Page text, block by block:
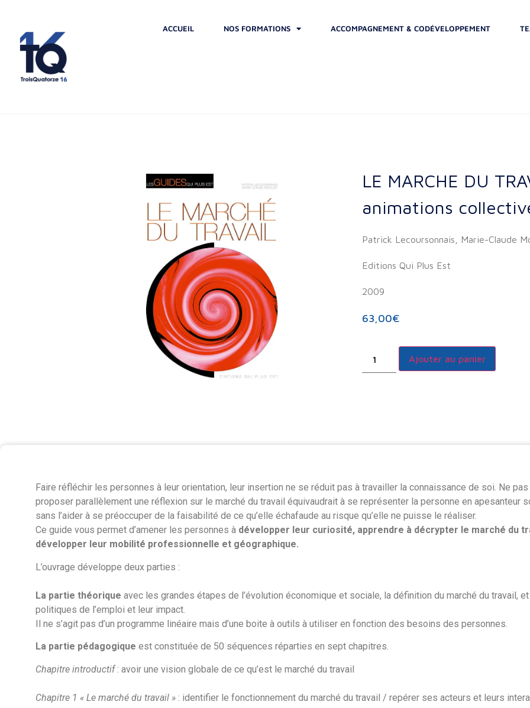
ACCUEIL NOS FORMATIONS ACCOMPAGNEMENT & CODÉVELOPPEMENT
LE MARCHE DU
animations
Patrick Lecoursonnais, Marie-Claude
Editions Qui Plus Est
2009
63,00€
Ajouter au panier
Faire réfléchir les personnes à leur orientation, leur insertion ne se réduit pas à travailler la connaissance de soi. Ne pas
proposer parallèlement une réflexion sur le marché du travail équivaudrait à se représenter la personne en apesanteur
sans l’aider à se préoccuper de la faisabilité de ce qu’elle échafaude au risque qu’elle ne puisse le réaliser.
Ce guide vous permet d’amener les personnes à développer leur curiosité, apprendre à décrypter le marché du
développer leur mobilité professionnelle et géographique.
L’ouvrage développe deux parties :
La partie théorique avec les grandes étapes de l’évolution économique et sociale, la définition du marché du travail,
politiques de l’emploi et leur impact.
Il ne s’agit pas d’un programme linéaire mais d’une boite à outils à utiliser en fonction des besoins des personnes.
La partie pédagogique est constituée de 50 séquences réparties en sept chapitres.
Chapitre introductif: avoir une vision globale de ce qu’est le marché du travail
Chapitre 1 « Le marché du travail » : identifier le fonctionnement du marché du travail / repérer ses acteurs et leurs